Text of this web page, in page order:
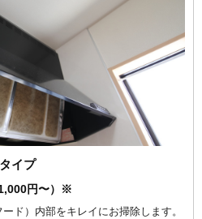
イプ
円〜）※
ド）内部をキレイにお掃除します。